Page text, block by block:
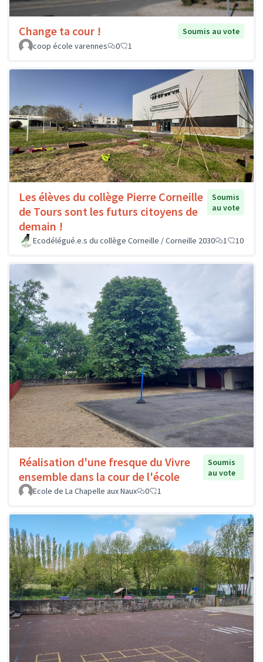
Change ta cour !
Soumis au vote
coop école varennes
0 1
Les élèves du collège Pierre Corneille
de Tours sont les futurs citoyens de
demain !
Soumis
au vote
Ecodélégué.e.s du collège Corneille / Corneille 2030 1 10
Réalisation d'une fresque du Vivre
ensemble dans la cour de l'école
Soumis
au vote
Ecole de La Chapelle aux Naux
0 1